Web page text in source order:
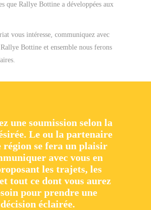
que Rallye Bottine a développées aux
vous intéresse, communiquez avec
Bottine et ensemble nous ferons
une soumission selon la
Le ou la partenaire
région se fera un plaisir
avec vous en
les trajets, les
tout ce dont vous aurez
pour prendre une
décision éclairée.